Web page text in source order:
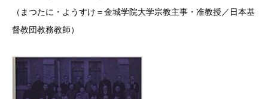
（まつたに・ようすけ＝金城学院大学宗教主事・准教授／日本基
督教団教務教師）